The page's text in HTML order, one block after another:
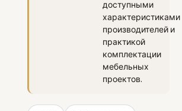
доступными
характеристиками
производителей и
практикой
комплектации
мебельных
проектов.